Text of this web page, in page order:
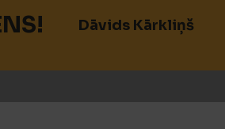
Dāvids Kārkliņš